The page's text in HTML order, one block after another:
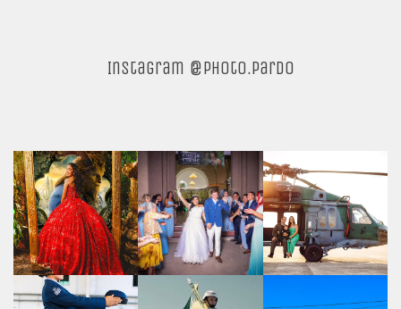
Instagram @photo.pardo